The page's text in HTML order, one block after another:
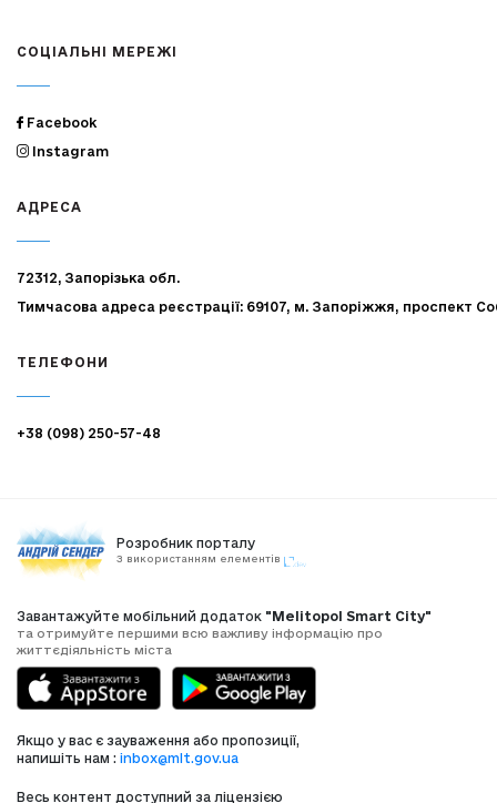
СОЦІАЛЬНІ МЕРЕЖІ
Facebook
Instagram
АДРЕСА
72312, Запорізька обл.
Тимчасова адреса реєстрації: 69107, м. Запоріжжя, проспект
ТЕЛЕФОНИ
+38 (098) 250-57-48
Розробник порталу
З використанням елементів
Завантажуйте мобільний додаток "Melitopol Smart City"
та отримуйте першими всю важливу інформацію про
життєдіяльність міста
Якщо у вас є зауваження або пропозиції,
напишіть нам : inbox@mlt.gov.ua
Весь контент доступний за ліцензією